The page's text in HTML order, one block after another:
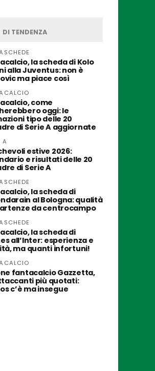
DI TENDENZA
la scheda di Kolo
alla Juventus: non è
ma piace così
come
oggi: le
tipo delle 20
di Serie A aggiornate
A
estive 2026:
e risultati delle 20
di Serie A
la scheda di
al Bologna: qualità
da centrocampo
la scheda di
all’Inter: esperienza e
ma quanti infortuni!
fantacalcio Gazzetta,
più quotati:
c’è ma insegue